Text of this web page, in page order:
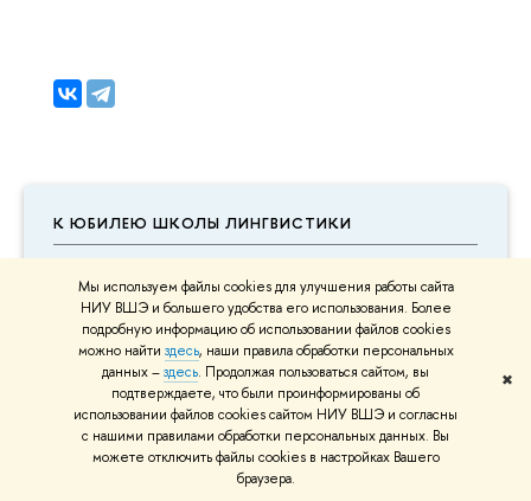
Мы используем файлы cookies для улучшения работы сайта
НИУ ВШЭ и большего удобства его использования. Более
подробную информацию об использовании файлов cookies
можно найти здесь, наши правила обработки персональных
данных –здесь. Продолжая пользоваться сайтом, вы
подтверждаете, что были проинформированы об
использовании файлов cookies сайтом НИУ ВШЭ и согласны
с нашими правилами обработки персональных данных. Вы
можете отключить файлы cookies в настройках Вашего
браузера.
✖
К ЮБИЛЕЮ ШКОЛЫ ЛИНГВИСТИКИ